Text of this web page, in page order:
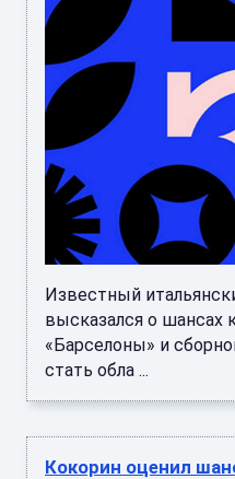
Известный
высказался о шансах
«Барселоны» и
стать обла ...
Кокорин оценил